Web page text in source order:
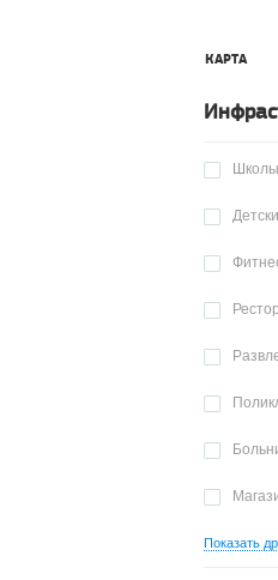
КАРТА
Школы
Показать